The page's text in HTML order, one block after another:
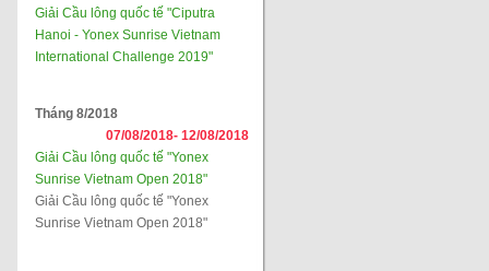
Giải Cầu lông quốc tế "Ciputra
Hanoi - Yonex Sunrise Vietnam
International Challenge 2019"
Tháng 8/2018
07/08/2018- 12/08/2018
Giải Cầu lông quốc tế "Yonex
Sunrise Vietnam Open 2018"
Giải Cầu lông quốc tế "Yonex
Sunrise Vietnam Open 2018"